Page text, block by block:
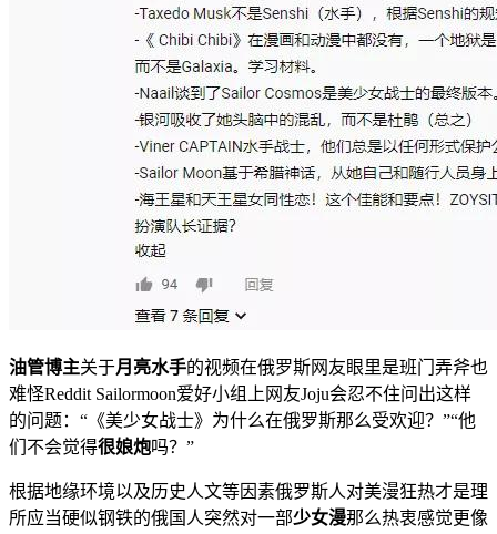
油管博主关于月亮水手的视频在俄罗斯网友眼里是班门弄斧也
难怪Reddit Sailormoon爱好小组上网友Joju会忍不住问出这样
的问题：“《美少女战士》为什么在俄罗斯那么受欢迎？”“他
们不会觉得很娘炮吗？”
根据地缘环境以及历史人文等因素俄罗斯人对美漫狂热才是理
所应当硬似钢铁的俄国人突然对一部少女漫那么热衷感觉更像